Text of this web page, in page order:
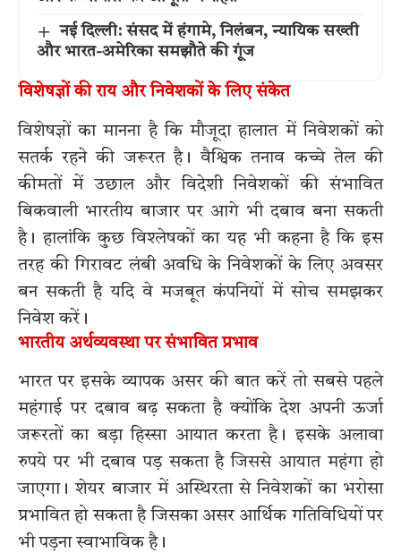
नई दिल्ली: संसद में हंगामे, निलंबन, न्यायिक सख्ती
और भारत-अमेरिका समझौते की गूंज
विशेषज्ञों की राय और निवेशकों के लिए संकेत
विशेषज्ञों का मानना है कि मौजूदा हालात में निवेशकों को
सतर्क रहने की जरूरत है। वैश्विक तनाव कच्चे तेल की
कीमतों में उछाल और विदेशी निवेशकों की संभावित
बिकवाली भारतीय बाजार पर आगे भी दबाव बना सकती
है। हालांकि कुछ विश्लेषकों का यह भी कहना है कि इस
तरह की गिरावट लंबी अवधि के निवेशकों के लिए अवसर
बन सकती है यदि वे मजबूत कंपनियों में सोच समझकर
निवेश करें।
भारतीय अर्थव्यवस्था पर संभावित प्रभाव
भारत पर इसके व्यापक असर की बात करें तो सबसे पहले
महंगाई पर दबाव बढ़ सकता है क्योंकि देश अपनी ऊर्जा
जरूरतों का बड़ा हिस्सा आयात करता है। इसके अलावा
रुपये पर भी दबाव पड़ सकता है जिससे आयात महंगा हो
जाएगा। शेयर बाजार में अस्थिरता से निवेशकों का भरोसा
प्रभावित हो सकता है जिसका असर आर्थिक गतिविधियों पर
भी पड़ना स्वाभाविक है।